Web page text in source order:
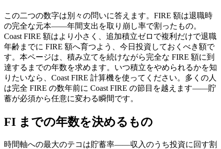
この二つの数字は別々の問いに答えます。FIRE 額は退職時
の完全な元本——年間支出を取り崩し率で割ったもの。
Coast FIRE 額はより小さく、追加積立ゼロで複利だけで退職
年齢までに FIRE 額へ育つよう、今日投資しておくべき額で
す。本ページは、積み立てを続けながら完全な FIRE 額に到
達するまでの年数を求めます。いつ積立をやめられるかを知
りたいなら、Coast FIRE 計算機を使ってください。多くの人
は完全 FIRE の数年前に Coast FIRE の節目を越えます——貯
蓄が必須から任意に変わる瞬間です。
FI までの年数を決めるもの
時間軸への最大のテコは貯蓄率——収入のうち投資に回す割